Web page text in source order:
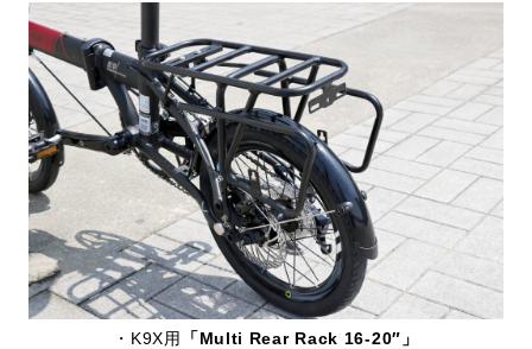
・K9X用
「Multi Rear Rack 16-20″」